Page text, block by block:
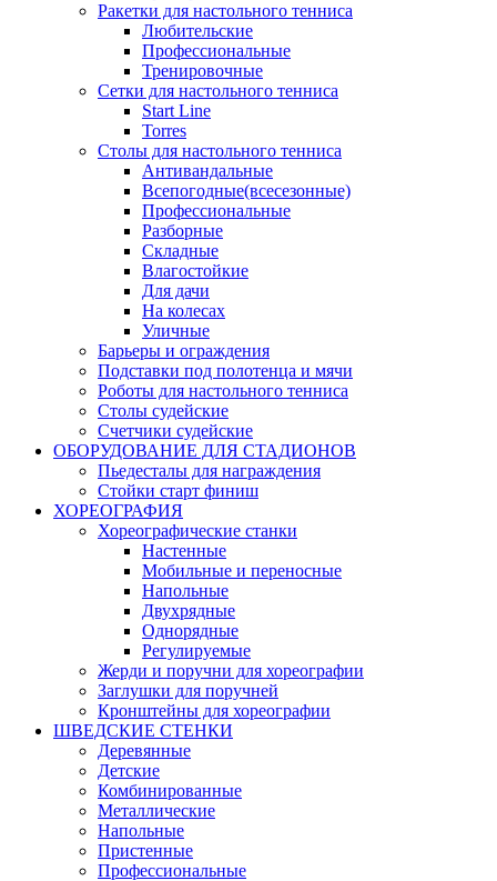
Ракетки для настольного тенниса
Любительские
Профессиональные
Тренировочные
Сетки для настольного тенниса
Start Line
Torres
Столы для настольного тенниса
Антивандальные
Всепогодные(всесезонные)
Профессиональные
Разборные
Складные
Влагостойкие
Для дачи
На колесах
Уличные
Барьеры и ограждения
Подставки под полотенца и мячи
Роботы для настольного тенниса
Столы судейские
Счетчики судейские
ОБОРУДОВАНИЕ ДЛЯ СТАДИОНОВ
Пьедесталы для награждения
Стойки старт финиш
ХОРЕОГРАФИЯ
Хореографические станки
Настенные
Мобильные и переносные
Напольные
Двухрядные
Однорядные
Регулируемые
Жерди и поручни для хореографии
Заглушки для поручней
Кронштейны для хореографии
ШВЕДСКИЕ СТЕНКИ
Деревянные
Детские
Комбинированные
Металлические
Напольные
Пристенные
Профессиональные